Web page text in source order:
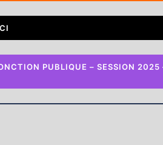
PUBLIQUE – SESSION 2025